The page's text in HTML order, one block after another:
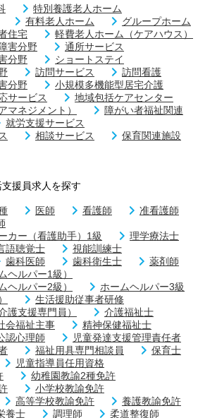
特別養護老人ホーム
有料老人ホーム
グループホーム
住宅
軽費老人ホーム（ケアハウス）
害分野
通所サービス
分野
ショートステイ
訪問サービス
訪問看護
分野
小規模多機能型居宅介護
サービス
地域包括ケアセンター
マネジメント）
障がい者福祉関連
就労支援サービス
相談サービス
保育関連施設
援員求人を探す
医師 看護師
准看護師
カー（看護助手）1級
理学療法士
語聴覚士
視能訓練士
歯科医師 歯科衛生士
薬剤師
ヘルパー1級）
ヘルパー2級）
ホームヘルパー3級
生活援助従事者研修
護支援専門員）
介護福祉士
会福祉主事
精神保健福祉士
認心理師
児童発達支援管理責任者
福祉用具専門相談員
保育士
児童指導員任用資格
幼稚園教諭2種免許
小学校教諭免許
高等学校教諭免許
養護教諭免許
養士 調理師 柔道整復師